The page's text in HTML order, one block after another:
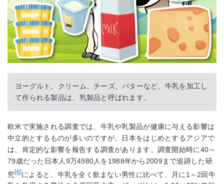
ヨーグルト、クリーム、チーズ、バターなど、牛乳を加工し
て作られる製品は、乳製品と呼ばれます。
欧米で実施される調査では、牛乳や乳製品が健康に与える影響は
中立的とするものが多いのですが、日本をはじめとするアジアで
は、肯定的な影響を報告する調査があります。調査開始時に40～
79歳だった日本人9万4980人を1988年から2009まで追跡した研
究[6]によると、牛乳を全く飲まない男性に比べて、月に1～2回牛